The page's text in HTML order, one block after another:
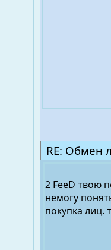
RE: Обмен
2 FeeD твою
немогу
покупка лиц.